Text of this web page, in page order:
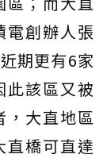
電創辦人張
期更有6家
此該區又被
，大直地區
直橋可直達